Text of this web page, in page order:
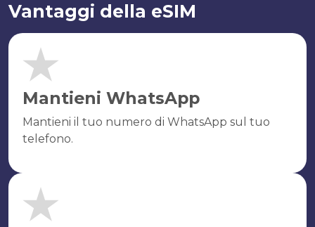
Vantaggi della eSIM
Mantieni WhatsApp
Mantieni il tuo numero di WhatsApp sul tuo
telefono.